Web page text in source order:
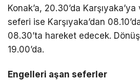
Konak’a, 20.30’da
seferi ise Karşıyaka’dan
08.30’ta hareket edecek.
19.00’da.
Engelleri aşan seferler